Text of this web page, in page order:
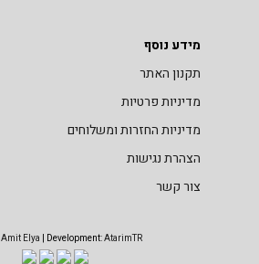
מידע נוסף
תקנון האתר
מדיניות פרטיות
מדיניות החזרות ומשלוחים
הצהרת נגישות
צור קשר
Amit Elya | Development:AtarimTR